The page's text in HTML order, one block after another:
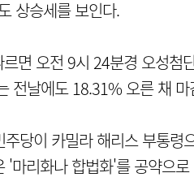
상승세를 보인다.
면 오전 9시 24분경 오성
전날에도 18.31% 오른 채 마
당이 카밀라 해리스 부통
'마리화나 합법화'를 공약으